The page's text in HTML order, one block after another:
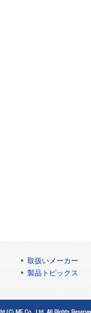
取扱いメーカー
製品トピックス